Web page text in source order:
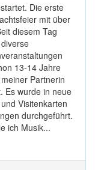
Die erste
mit über
diesem Tag
13-14 Jahre
Partnerin
Es wurde in neue
Visitenkarten
durchgeführt.
ich Musik...